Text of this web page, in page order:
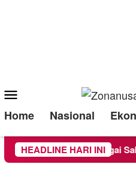
Menu
Home Nasional
HEADLINE HARI INI
Sebagai Saksi